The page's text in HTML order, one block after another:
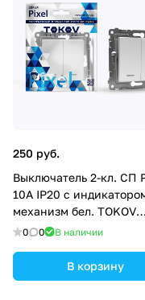
250 руб.
Выключатель 2-кл. СП
10А IP20 с
механизм бел. TOKOV
ELECTRIC TKE-PX-V2I-
0 0 В наличии
В корзину